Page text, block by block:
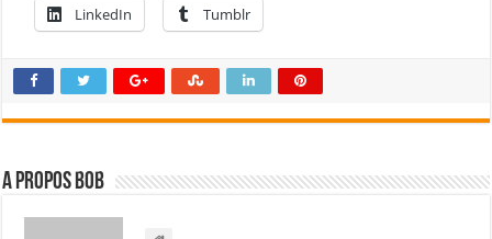
LinkedIn Tumblr
A propos bOb